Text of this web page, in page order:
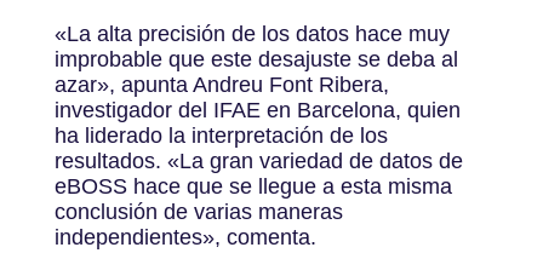
«La alta precisión de los datos hace muy
improbable que este desajuste se deba al
azar», apunta Andreu Font Ribera,
investigador del IFAE en Barcelona, quien
ha liderado la interpretación de los
resultados. «La gran variedad de datos de
eBOSS hace que se llegue a esta misma
conclusión de varias maneras
independientes», comenta.